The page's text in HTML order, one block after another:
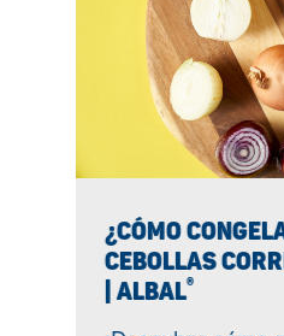
¿CÓMO
CEBOLLAS
| ALBAL®